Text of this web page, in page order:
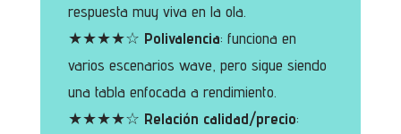
respuesta muy viva en la ola.
★★★★☆ Polivalencia: funciona en
varios escenarios wave, pero sigue siendo
una tabla enfocada a rendimiento.
★★★★☆ Relación calidad/precio: